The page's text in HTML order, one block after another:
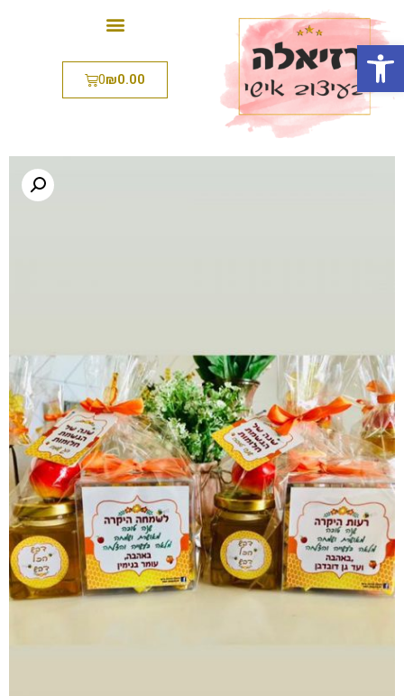
פתח סרגל נגישות
₪0.00
0